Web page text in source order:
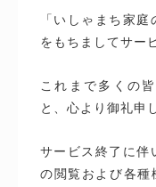
「いしゃまち家
をもちましてサー
これまで多くの
と、心より御礼申
サービス終了に伴
の閲覧および各種